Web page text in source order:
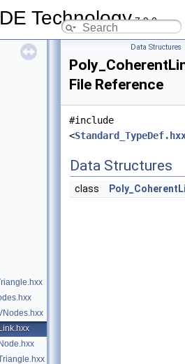
Technology7.9.0
Data Structures
File Reference
#include
<
Data Structures
class